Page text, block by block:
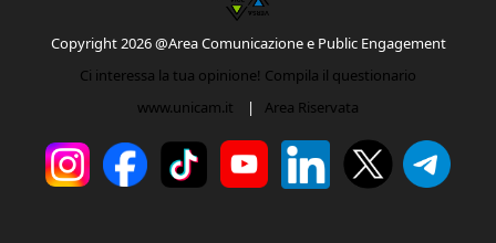
Copyright 2026 @Area Comunicazione e Public Engagement
Ci interessa la tua opinione! Compila il questionario
www.unicam.it | Area Riservata